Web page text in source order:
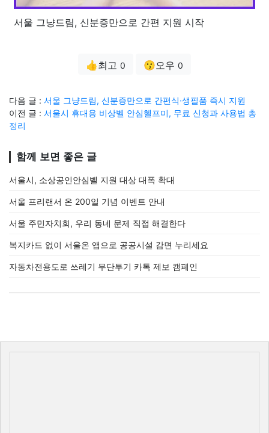
서울 그냥드림, 신분증만으로 간편 지원 시작
👍최고 0 😗오우 0
다음 글 : 서울 그냥드림, 신분증만으로 간편식·생필품 즉시 지원
이전 글 : 서울시 휴대용 비상벨 안심헬프미, 무료 신청과 사용법 총
정리
함께 보면 좋은 글
서울시, 소상공인안심벨 지원 대상 대폭 확대
서울 프리랜서 온 200일 기념 이벤트 안내
서울 주민자치회, 우리 동네 문제 직접 해결한다
복지카드 없이 서울온 앱으로 공공시설 감면 누리세요
자동차전용도로 쓰레기 무단투기 카톡 제보 캠페인